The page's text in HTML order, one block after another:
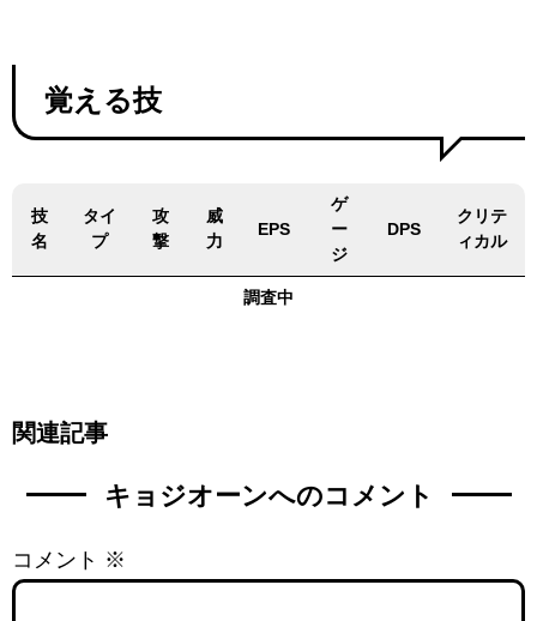
覚える技
技
名
タイ
プ
攻
撃
威
力
EPS
ゲ
ー
ジ
DPS
クリテ
ィカル
調査中
関連記事
キョジオーンへのコメント
コメント ※